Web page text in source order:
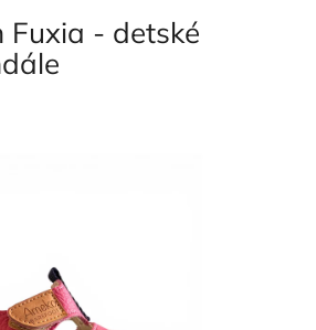
Fuxia - detské